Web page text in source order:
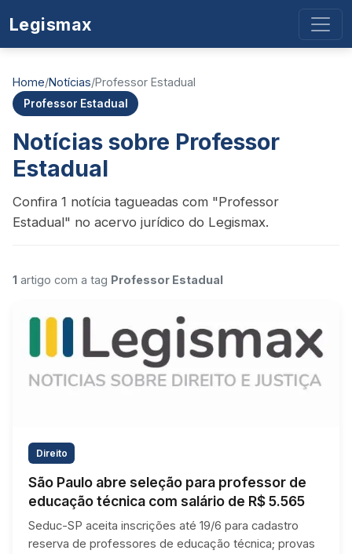
Legismax
Home/Notícias/Professor Estadual
Professor Estadual
Notícias sobre Professor
Estadual
Confira 1 notícia tagueadas com "Professor
Estadual" no acervo jurídico do Legismax.
1 artigo com a tag Professor Estadual
Direito
São Paulo abre seleção para professor de
educação técnica com salário de R$ 5.565
Seduc-SP aceita inscrições até 19/6 para cadastro
reserva de professores de educação técnica; provas